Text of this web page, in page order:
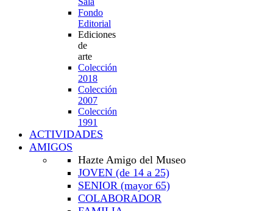
Fondo
Editorial
Ediciones
de
arte
Colección
2018
Colección
2007
Colección
1991
ACTIVIDADES
AMIGOS
Hazte Amigo del Museo
JOVEN (de 14 a 25)
SENIOR (mayor 65)
COLABORADOR